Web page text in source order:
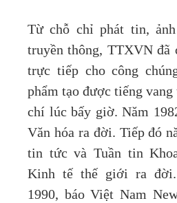
Từ chỗ chỉ phát tin,
truyền thông, TTXVN đã
trực tiếp cho công
phẩm tạo được tiếng
chí lúc bấy giờ. Năm
Văn hóa ra đời. Tiếp đó
tin tức và Tuần tin
Kinh tế thế giới ra
1990, báo Việt Nam